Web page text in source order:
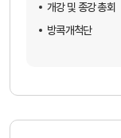
개강 및 종강 총회
방콕개척단